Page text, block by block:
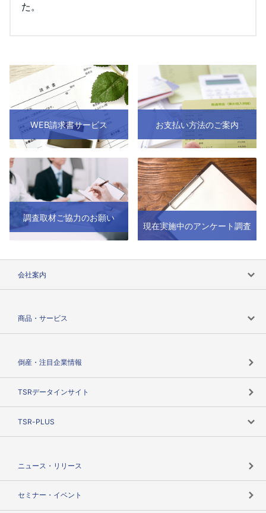
た。
WEB請求書サービス お支払い方法のご案内
調査取材ご協力のお願い
現在実施中のアンケート調査
会社案内
商品・サービス
倒産・注目企業情報
TSRデータインサイト
TSR-PLUS
ニュース・リリース
セミナー・イベント